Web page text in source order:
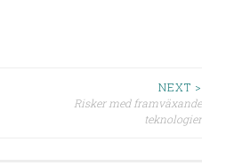
NEXT >
Risker med framväxande
teknologier